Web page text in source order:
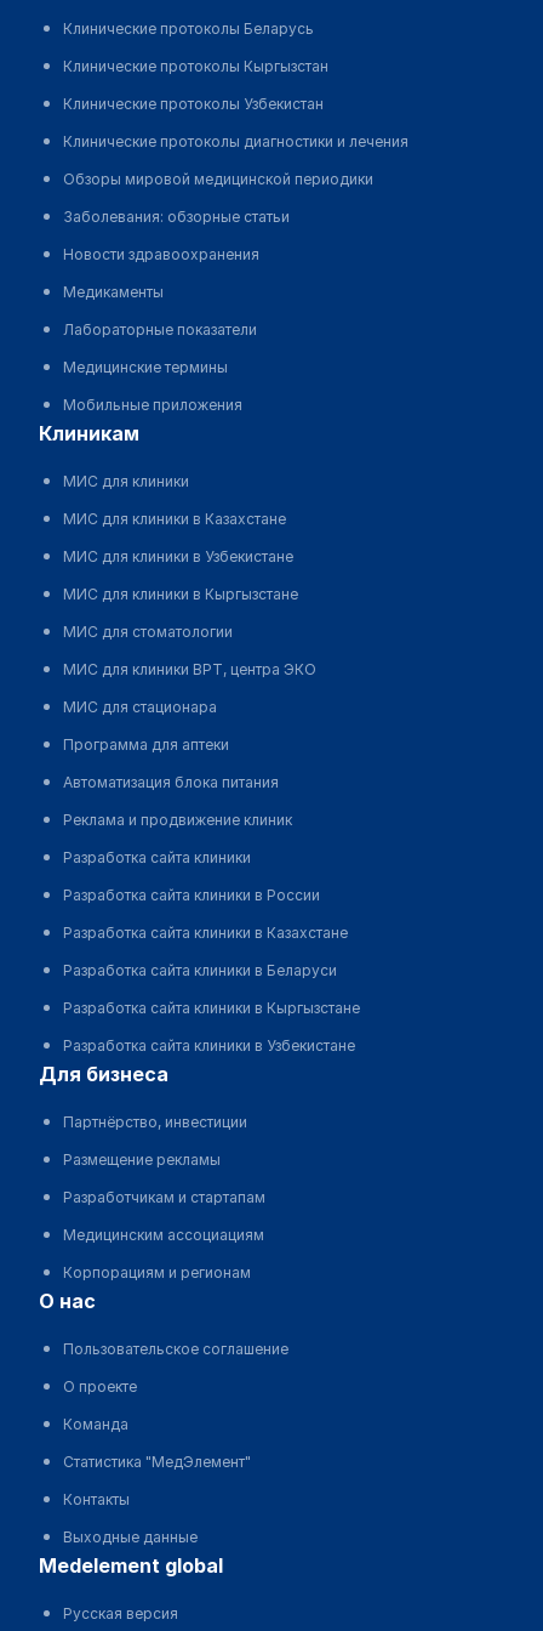
Клинические протоколы Беларусь
Клинические протоколы Кыргызстан
Клинические протоколы Узбекистан
Клинические протоколы диагностики и лечения
Обзоры мировой медицинской периодики
Заболевания: обзорные статьи
Новости здравоохранения
Медикаменты
Лабораторные показатели
Медицинские термины
Мобильные приложения
клиникам
МИС для клиники
МИС для клиники в Казахстане
МИС для клиники в Узбекистане
МИС для клиники в Кыргызстане
МИС для стоматологии
МИС для клиники ВРТ, центра ЭКО
МИС для стационара
Программа для аптеки
Автоматизация блока питания
Реклама и продвижение клиник
Разработка сайта клиники
Разработка сайта клиники в России
Разработка сайта клиники в Казахстане
Разработка сайта клиники в Беларуси
Разработка сайта клиники в Кыргызстане
Разработка сайта клиники в Узбекистане
для бизнеса
Партнёрство, инвестиции
Размещение рекламы
Разработчикам и стартапам
Медицинским ассоциациям
Корпорациям и регионам
о нас
Пользовательское соглашение
О проекте
Команда
Статистика "МедЭлемент"
Контакты
Выходные данные
medelement global
Русская версия